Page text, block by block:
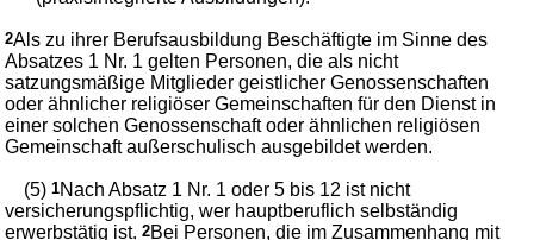
2Als zu ihrer Berufsausbildung Beschäftigte im Sinne des
Absatzes 1 Nr. 1 gelten Personen, die als nicht
satzungsmäßige Mitglieder geistlicher Genossenschaften
oder ähnlicher religiöser Gemeinschaften für den Dienst in
einer solchen Genossenschaft oder ähnlichen religiösen
Gemeinschaft außerschulisch ausgebildet werden.
(5)1Nach Absatz 1 Nr. 1 oder 5 bis 12 ist nicht
versicherungspflichtig, wer hauptberuflich selbständig
erwerbstätig ist.2Bei Personen, die im Zusammenhang mit